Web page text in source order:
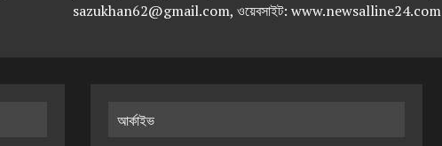
sazukhan62@gmail.com, ওয়েবসাইট: www.newsalline24.com
আর্কাইভ